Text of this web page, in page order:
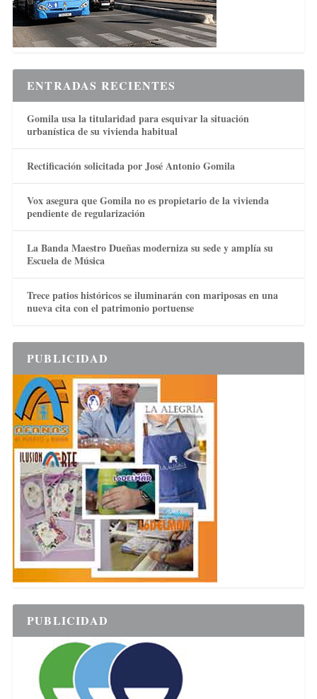
ENTRADAS RECIENTES
Gomila usa la titularidad para esquivar la situación
urbanística de su vivienda habitual
Rectificación solicitada por José Antonio Gomila
Vox asegura que Gomila no es propietario de la vivienda
pendiente de regularización
La Banda Maestro Dueñas moderniza su sede y amplía su
Escuela de Música
Trece patios históricos se iluminarán con mariposas en una
nueva cita con el patrimonio portuense
PUBLICIDAD
PUBLICIDAD